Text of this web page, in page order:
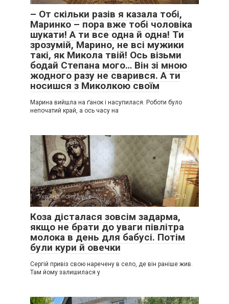
– От скільки разів я казала тобі,
Маринко – пора вже тобі чоловіка
шукати! А ти все одна й одна! Ти
зрозумій, Марино, не всі мужики
такі, як Микола твій! Ось візьми
бодай Степана мого… Він зі мною
жодного разу не сварився. А ти
носишся з Миколкою своїм
Марина вийшла на ґанок і насупилася. Роботи було
непочатий край, а ось часу на
Україна понад усе 0
Коза дісталася зовсім задарма,
якщо не брати до уваги півлітра
молока в день для бабусі. Потім
були кури й овечки
Сергій привіз свою наречену в село, де він раніше жив.
Там йому залишилася у